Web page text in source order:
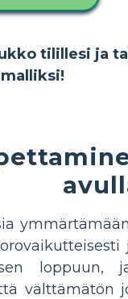
tilillesi ja
malliksi!
loppuun,
välttämätön